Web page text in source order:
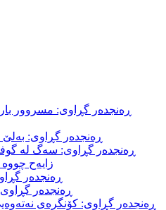
ڕەنجدەر گڕاوی: مسروور
ڕەنجدەر گڕاوی: بەلێ
ڕەنجدەر گڕاوی: سەگ لە
زایەح
ڕەنجدەر
ڕەنجدەر
ڕەنجدەر گڕاوی: کۆنگرەی